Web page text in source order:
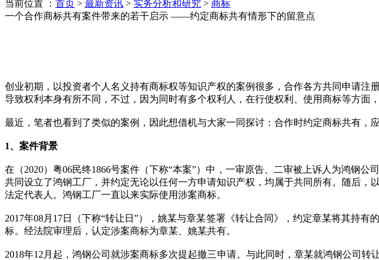
当前位置 ： 首页 > 最新资讯 > 实务分析和研究 > 商标
一个合作商标共有案件带来的若干启示 ——约定商标共有情形下的留意点
创业初期，以投资者个人名义持有商标权等知识产权的案例很多，合作各方共同申请
导致权利本身有所不同，不过，因为同时有多个权利人，在行使权利、使用商标等方面
最近，笔者也看到了类似的案例，因此想借机与大家一同探讨：合作时约定商标共有，
1、案件背景
在（2020）粤06民终1866号案件（下称“本案”）中，一审原告、二审被上诉人为鸿钢
共同设立了鸿钢工厂，并约定无论以任何一方申请知识产权，均属于共同所有。随后
法定代表人。鸿钢工厂一直以来实际使用涉案商标。
2017年08月17日（下称“转让日”），姚某与章某签署《转让合同》，约定章某将其持
标。经法院审理后，认定涉案商标为章某、姚某共有。
2018年12月起，鸿钢公司就涉案商标多次提起撤三申请。与此同时，章某就鸿钢公司